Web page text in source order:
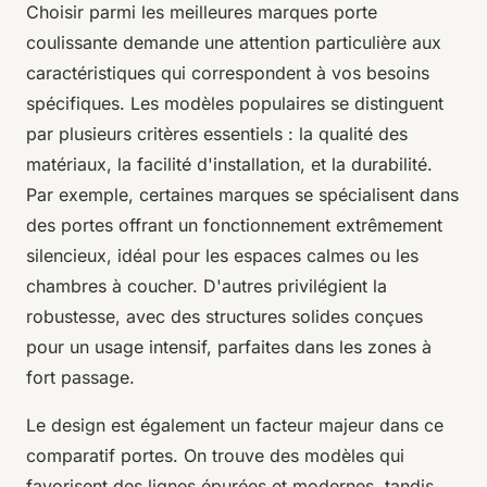
Choisir parmi les meilleures marques porte
coulissante demande une attention particulière aux
caractéristiques qui correspondent à vos besoins
spécifiques. Les modèles populaires se distinguent
par plusieurs critères essentiels : la qualité des
matériaux, la facilité d'installation, et la durabilité.
Par exemple, certaines marques se spécialisent dans
des portes offrant un fonctionnement extrêmement
silencieux, idéal pour les espaces calmes ou les
chambres à coucher. D'autres privilégient la
robustesse, avec des structures solides conçues
pour un usage intensif, parfaites dans les zones à
fort passage.
Le design est également un facteur majeur dans ce
comparatif portes. On trouve des modèles qui